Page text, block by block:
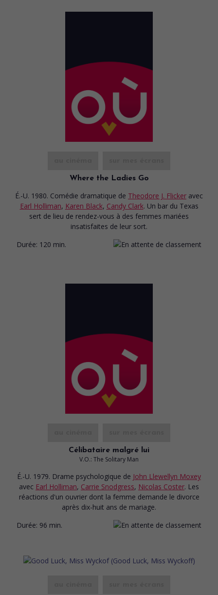
Where the Ladies Go
É.-U. 1980. Comédie dramatique de Theodore J. Flicker avec
Earl Holliman, Karen Black, Candy Clark. Un bar du Texas
sert de lieu de rendez-vous à des femmes mariées
insatisfaites de leur sort.
Durée: 120 min.
Célibataire malgré lui
V.O.: The Solitary Man
É.-U. 1979. Drame psychologique de John Llewellyn Moxey
avec Earl Holliman, Carrie Snodgress, Nicolas Coster. Les
réactions d'un ouvrier dont la femme demande le divorce
après dix-huit ans de mariage.
Durée: 96 min.